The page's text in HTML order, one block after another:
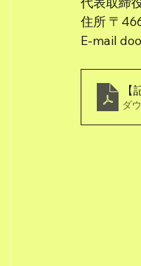
住所 〒
E-mail
ダ